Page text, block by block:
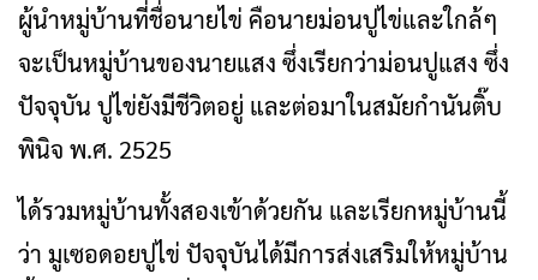
ผู้นำหมู่บ้านที่ชื่อนายไข่ คือนายม่อนปูไข่และใกล้ๆ
จะเป็นหมู่บ้านของนายแสง ซึ่งเรียกว่าม่อนปูแสง ซึ่ง
ปัจจุบัน ปูไข่ยังมีชีวิตอยู่ และต่อมาในสมัยกำนันติ๊บ
พินิจ พ.ศ. 2525
ได้รวมหมู่บ้านทั้งสองเข้าด้วยกัน และเรียกหมู่บ้านนี้
ว่า มูเซอดอยปูไข่ ปัจจุบันได้มีการส่งเสริมให้หมู่บ้าน